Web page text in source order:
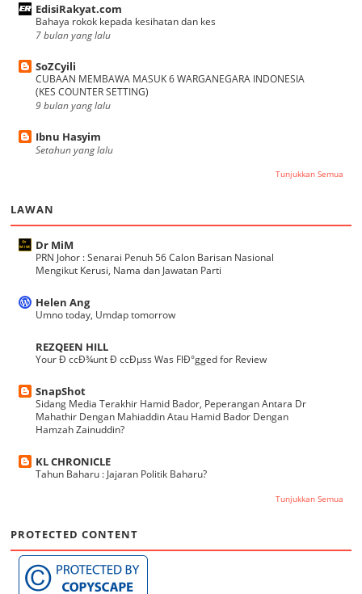
EdisiRakyat.com
Bahaya rokok kepada kesihatan dan kes
7 bulan yang lalu
SoZCyili
CUBAAN MEMBAWA MASUK 6 WARGANEGARA INDONESIA
(KES COUNTER SETTING)
9 bulan yang lalu
Ibnu Hasyim
Setahun yang lalu
Tunjukkan Semua
LAWAN
Dr MiM
PRN Johor : Senarai Penuh 56 Calon Barisan Nasional
Mengikut Kerusi, Nama dan Jawatan Parti
Helen Ang
Umno today, Umdap tomorrow
REZQEEN HILL
Your Ð ccÐ¾unt Ð ccÐµss Was FlÐ°gged for Review
SnapShot
Sidang Media Terakhir Hamid Bador, Peperangan Antara Dr
Mahathir Dengan Mahiaddin Atau Hamid Bador Dengan
Hamzah Zainuddin?
KL CHRONICLE
Tahun Baharu : Jajaran Politik Baharu?
Tunjukkan Semua
PROTECTED CONTENT